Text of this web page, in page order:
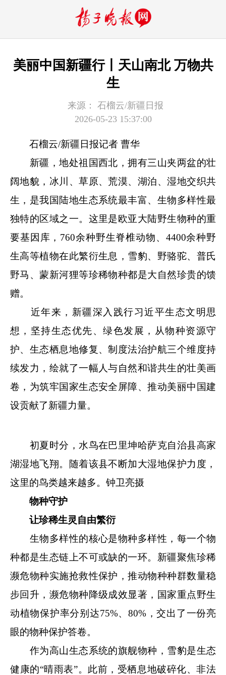
美丽中国新疆行丨天山南北 万物共
生
来源：
石榴云/新疆日报
2026-05-23 15:37:00
石榴云/新疆日报记者 曹华
新疆，地处祖国西北，拥有三山夹两盆的壮
阔地貌，冰川、草原、荒漠、湖泊、湿地交织共
生，是我国陆地生态系统最丰富、生物多样性最
独特的区域之一。这里是欧亚大陆野生物种的重
要基因库，760余种野生脊椎动物、4400余种野
生高等植物在此繁衍生息，雪豹、野骆驼、普氏
野马、蒙新河狸等珍稀物种都是大自然珍贵的馈
赠。
近年来，新疆深入践行习近平生态文明思
想，坚持生态优先、绿色发展，从物种资源守
护、生态栖息地修复、制度法治护航三个维度持
续发力，绘就了一幅人与自然和谐共生的壮美画
卷，为筑牢国家生态安全屏障、推动美丽中国建
设贡献了新疆力量。
初夏时分，水鸟在巴里坤哈萨克自治县高家
湖湿地飞翔。随着该县不断加大湿地保护力度，
这里的鸟类越来越多。钟卫亮摄
物种守护
让珍稀生灵自由繁衍
生物多样性的核心是物种多样性，每一个物
种都是生态链上不可或缺的一环。新疆聚焦珍稀
濒危物种实施抢救性保护，推动物种种群数量稳
步回升，濒危物种降级成效显著，国家重点野生
动植物保护率分别达75%、80%，交出了一份亮
眼的物种保护答卷。
作为高山生态系统的旗舰物种，雪豹是生态
健康的“晴雨表”。此前，受栖息地破碎化、非法